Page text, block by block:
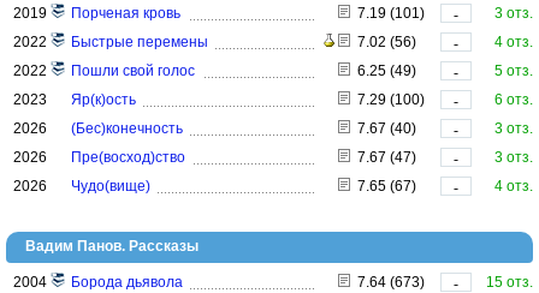
2019
Порченая кровь 7.19 (101) -
3 отз.
2022
Быстрые перемены 7.02 (56) -
4 отз.
2022
Пошли свой голос 6.25 (49) -
5 отз.
2023
Яр(к)ость 7.29 (100) -
6 отз.
2026
(Бес)конечность 7.67 (40) -
3 отз.
2026
Пре(восход)ство 7.67 (47) -
3 отз.
2026
Чудо(вище) 7.65 (67) - 4 отз.
Вадим Панов. Рассказы
2004 Борода дьявола 7.64 (673) -
15 отз.